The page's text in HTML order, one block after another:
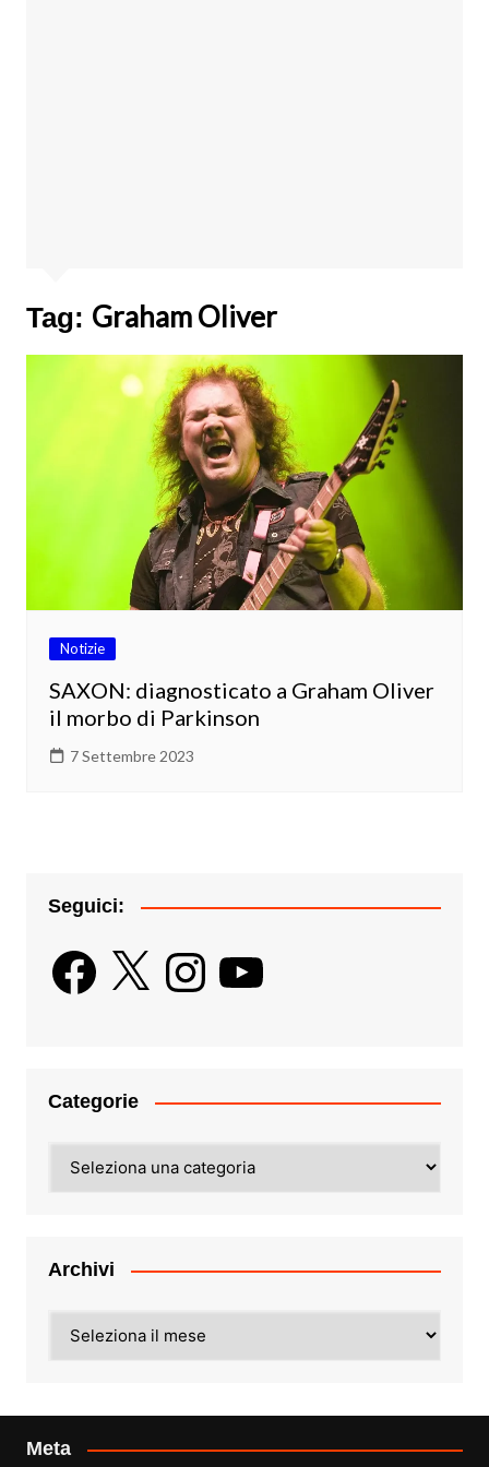
Tag: Graham Oliver
Notizie
SAXON: diagnosticato a Graham Oliver
il morbo di Parkinson
7 Settembre 2023
Seguici:
Facebook
X InstagramYouTube
Categorie
Archivi
Meta